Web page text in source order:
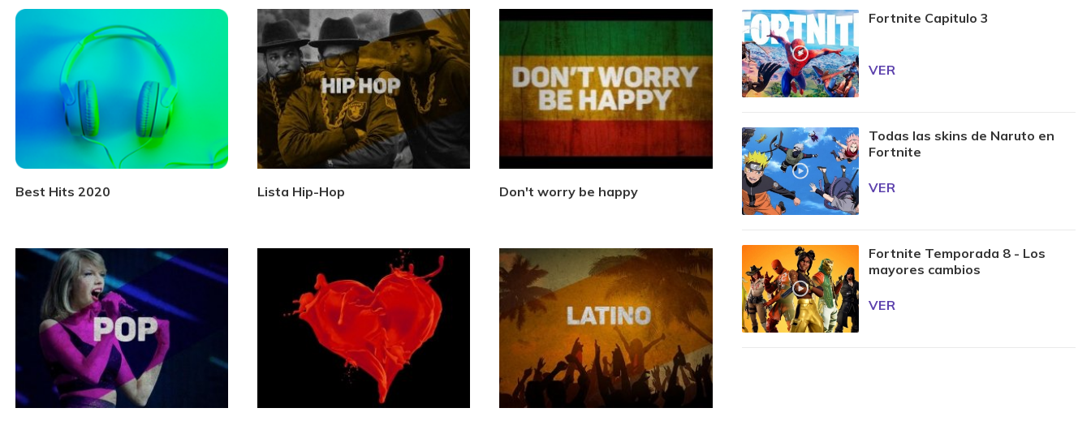
Best Hits 2020 Lista Hip-Hop Don't worry be happy
Fortnite Capitulo 3
VER
Todas las skins de Naruto en
Fortnite
VER
Fortnite Temporada 8 - Los
mayores cambios
VER